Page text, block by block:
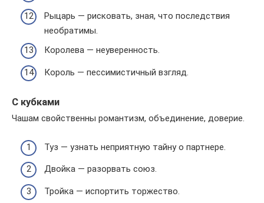
Рыцарь — рисковать, зная, что последствия
необратимы.
Королева — неуверенность.
Король — пессимистичный взгляд.
С кубками
Чашам свойственны романтизм, объединение, доверие.
Туз — узнать неприятную тайну о партнере.
Двойка — разорвать союз.
Тройка — испортить торжество.